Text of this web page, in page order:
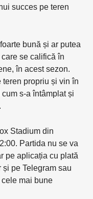
succes pe teren
bună și ar putea
se califică în
în acest sezon.
propriu și vin în
s-a întâmplat și
Stadium din
Partida nu se va
pe aplicația cu plată
pe Telegram sau
mai bune